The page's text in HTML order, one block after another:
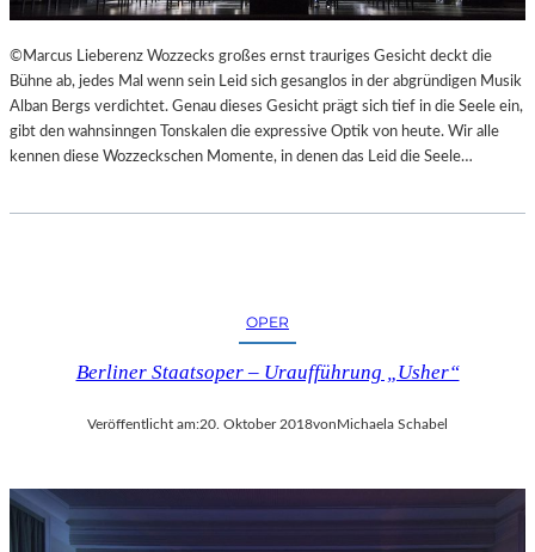
L
S
Ä
U
L
E
G
©Marcus Lieberenz Wozzecks großes ernst trauriges Gesicht deckt die
Bühne ab, jedes Mal wenn sein Leid sich gesanglos in der abgründigen Musik
Alban Bergs verdichtet. Genau dieses Gesicht prägt sich tief in die Seele ein,
gibt den wahnsinngen Tonskalen die expressive Optik von heute. Wir alle
kennen diese Wozzeckschen Momente, in denen das Leid die Seele…
OPER
Berliner Staatsoper – Uraufführung „Usher“
Veröffentlicht am:20. Oktober 2018vonMichaela Schabel